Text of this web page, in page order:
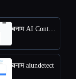
बनाम AI Content Detector by Leap AI
बनाम aiundetect